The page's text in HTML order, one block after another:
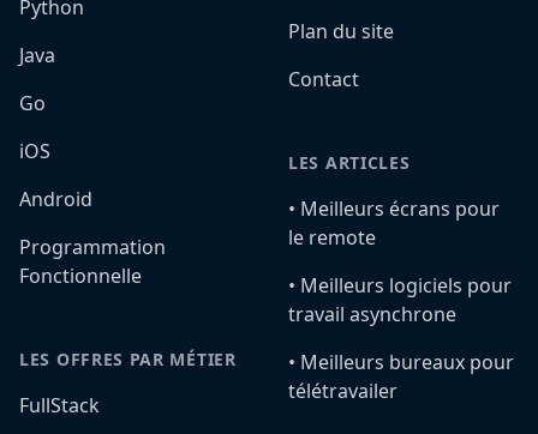
Python
Java
Go
iOS
Android
Programmation
Fonctionnelle
LES OFFRES PAR MÉTIER
FullStack
Plan du site
Contact
LES ARTICLES
•️ Meilleurs écrans pour
le remote
•️ Meilleurs logiciels pour
travail asynchrone
•️ Meilleurs bureaux pour
télétravailer